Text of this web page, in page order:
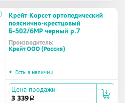
Крейт Корсет ортопедический
пояснично-крестцовый
Б-502/6МР черный р.7
Производитель:
Крейт ООО (Россия)
• Есть в наличии
Цена продажи
3 339 a